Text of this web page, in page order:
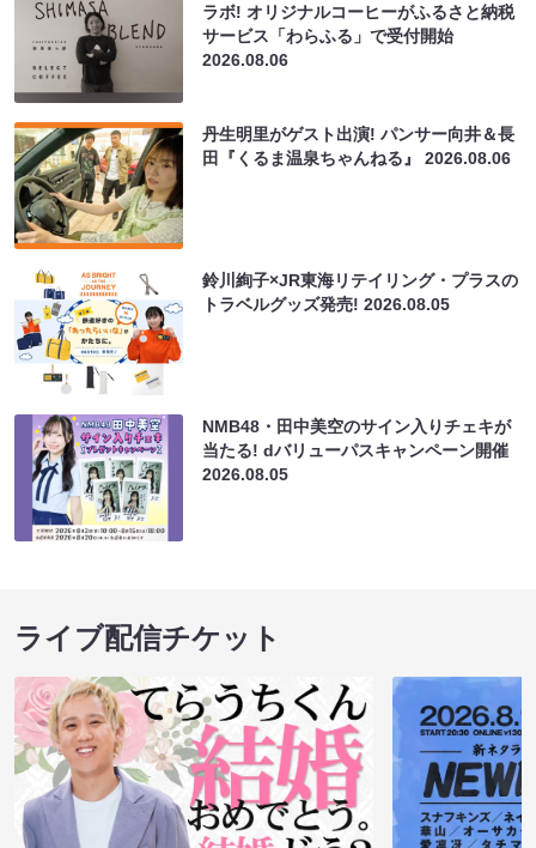
ラボ! オリジナルコーヒーがふるさと納税
サービス「わらふる」で受付開始
2026.08.06
丹生明里がゲスト出演! パンサー向井＆長
田『くるま温泉ちゃんねる』2026.08.06
鈴川絢子×JR東海リテイリング・プラスの
トラベルグッズ発売!2026.08.05
NMB48・田中美空のサイン入りチェキが
当たる! dバリューパスキャンペーン開催
2026.08.05
ライブ配信チケット